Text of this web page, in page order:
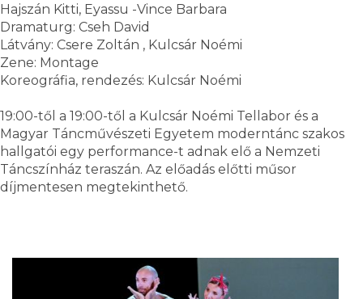
Hajszán Kitti, Eyassu -Vince Barbara
Dramaturg: Cseh David
Látvány: Csere Zoltán , Kulcsár Noémi
Zene: Montage
Koreográfia, rendezés: Kulcsár Noémi
19:00-től a 19:00-től a Kulcsár Noémi Tellabor és a
Magyar Táncművészeti Egyetem moderntánc szakos
hallgatói egy performance-t adnak elő a Nemzeti
Táncszínház teraszán. Az előadás előtti műsor
díjmentesen megtekinthető.